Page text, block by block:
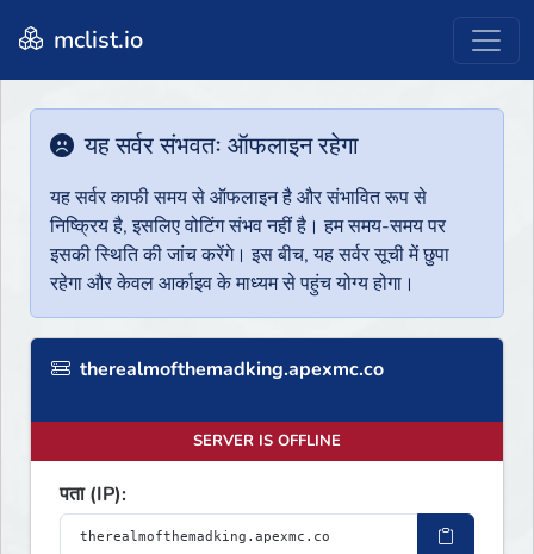
mclist.io
यह सर्वर संभवतः ऑफलाइन रहेगा
यह सर्वर काफी समय से ऑफलाइन है और संभावित रूप से
निष्क्रिय है, इसलिए वोटिंग संभव नहीं है। हम समय-समय पर
इसकी स्थिति की जांच करेंगे। इस बीच, यह सर्वर सूची में छुपा
रहेगा और केवल आर्काइव के माध्यम से पहुंच योग्य होगा।
therealmofthemadking.apexmc.co
SERVER IS OFFLINE
पता (IP):